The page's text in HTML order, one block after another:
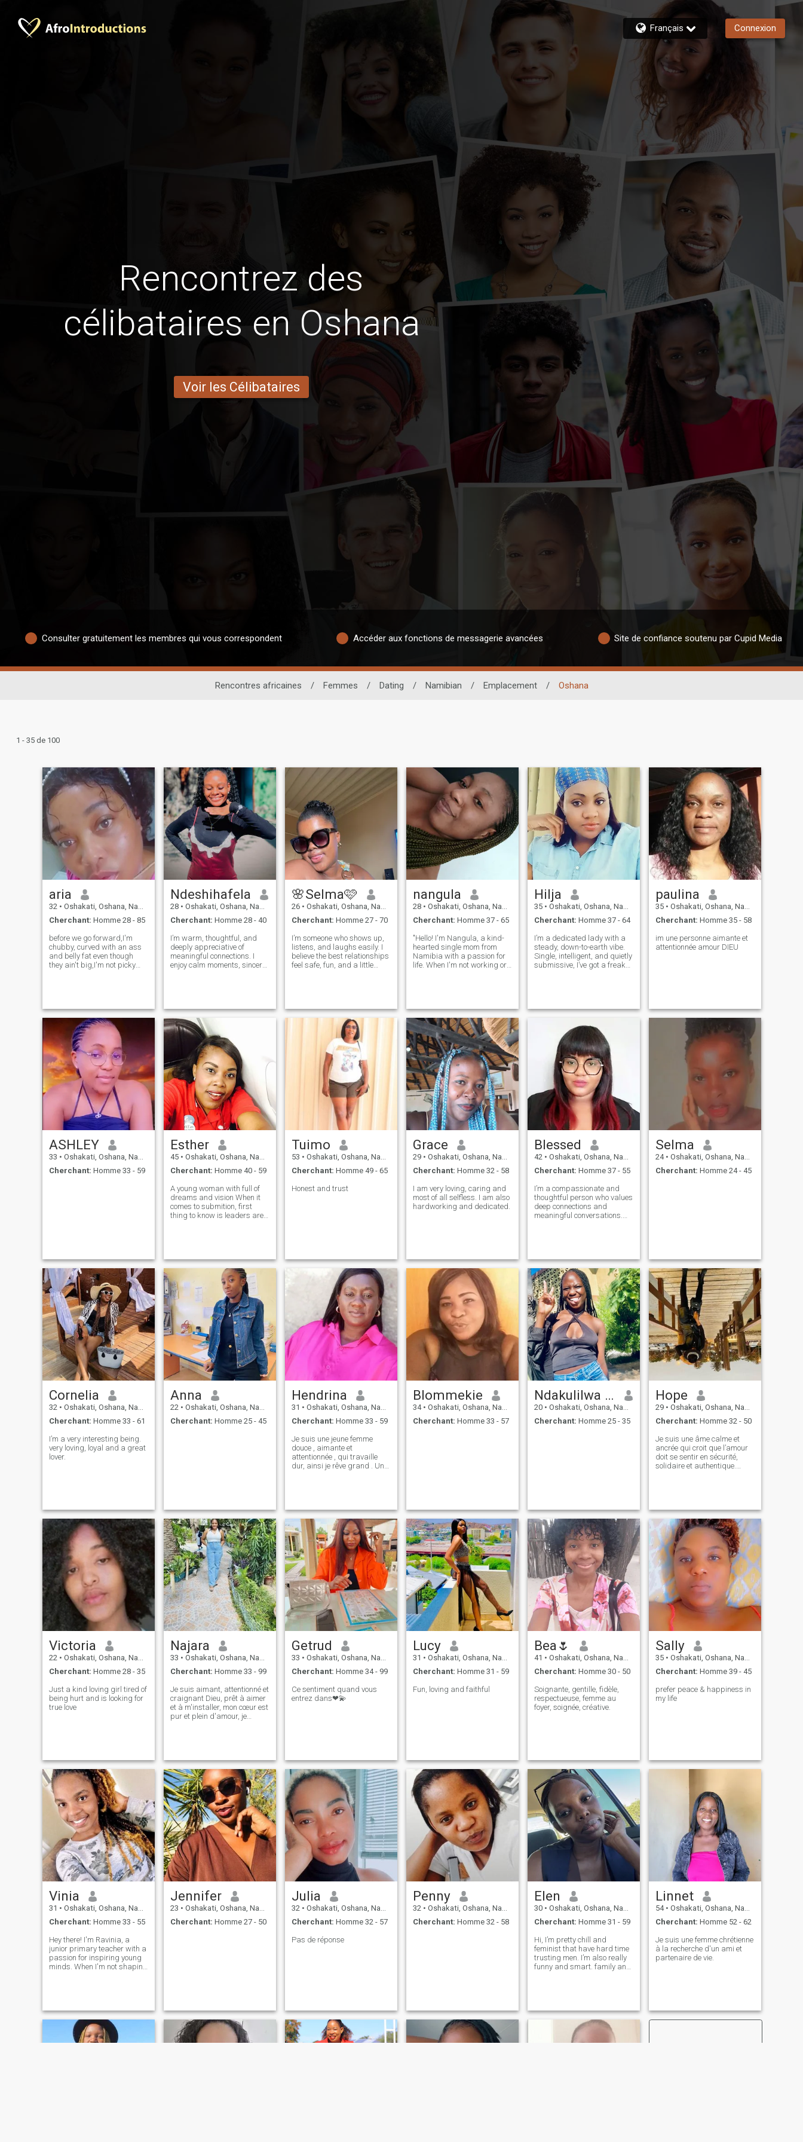
Français Connexion
Rencontrez des
célibataires en Oshana
Voir les Célibataires
Consulter gratuitement les membres qui vous correspondent Accéder aux fonctions de messagerie avancées Site de confiance soutenu par Cupid Media
Rencontres africaines / Femmes / Dating / Namibian / Emplacement / Oshana
1 - 35 de 100
aria
32 • Oshakati, Oshana, Namibie
Cherchant: Homme 28 - 85
before we go forward,I'm
chubby, curved with an ass
and belly fat even though
they ain't big,I'm not picky
don't see your self do
something
Ndeshihafela
28 • Oshakati, Oshana, Namibie
Cherchant: Homme 28 - 40
I’m warm, thoughtful, and
deeply appreciative of
meaningful connections. I
enjoy calm moments, sincere
reassuring—not rushed or
confusing.
🌸Selma🩷
26 • Oshakati, Oshana, Namibie
Cherchant: Homme 27 - 70
I’m someone who shows up,
listens, and laughs easily. I
believe the best relationships
feel safe, fun, and a little
Open to meaningful
connection with someone ge
nangula
28 • Oshakati, Oshana, Namibie
Cherchant: Homme 37 - 65
"Hello! I'm Nangula, a kind-
hearted single mom from
Namibia with a passion for
life. When I'm not working or
respect, and adventure
Hilja
35 • Oshakati, Oshana, Namibie
Cherchant: Homme 37 - 64
I’m a dedicated lady with a
steady, down-to-earth vibe.
Single, intelligent, and quietly
submissive, I’ve got a freaky
that feel effortless. If you
paulina
35 • Oshakati, Oshana, Namibie
Cherchant: Homme 35 - 58
im une personne aimante et
attentionnée amour DIEU
ASHLEY
33 • Oshakati, Oshana, Namibie
Cherchant: Homme 33 - 59
Esther
45 • Oshakati, Oshana, Namibie
Cherchant: Homme 40 - 59
A young woman with full of
dreams and vision When it
comes to submition, first
thing to know is leaders are
Tuimo
53 • Oshakati, Oshana, Namibie
Cherchant: Homme 49 - 65
Honest and trust
Grace
29 • Oshakati, Oshana, Namibie
Cherchant: Homme 32 - 58
I am very loving, caring and
most of all selfless. I am also
hardworking and dedicated.
Blessed
42 • Oshakati, Oshana, Namibie
Cherchant: Homme 37 - 55
I’m a compassionate and
thoughtful person who values
deep connections and
meaningful conversations.
Selma
24 • Oshakati, Oshana, Namibie
Cherchant: Homme 24 - 45
Cornelia
32 • Oshakati, Oshana, Namibie
Cherchant: Homme 33 - 61
I’m a very interesting being.
very loving, loyal and a great
lover.
Anna
22 • Oshakati, Oshana, Namibie
Cherchant: Homme 25 - 45
Hendrina
31 • Oshakati, Oshana, Namibie
Cherchant: Homme 33 - 59
Je suis une jeune femme
douce , aimante et
attentionnée , qui travaille
dur, ainsi je rêve grand . Une
Blommekie
34 • Oshakati, Oshana, Namibie
Cherchant: Homme 33 - 57
Ndakulilwa Helao
20 • Oshakati, Oshana, Namibie
Cherchant: Homme 25 - 35
Hope
29 • Oshakati, Oshana, Namibie
Cherchant: Homme 32 - 50
Je suis une âme calme et
ancrée qui croit que l’amour
doit se sentir en sécurité,
solidaire et authentique.
les matins calmes café et les
discussions profondes tard
dans la nuit. Je ne suis pas
dans les jeux ou le drame, je
cherche juste quelqu'un qui
veut construire quelque chose
de réel ensemble. Si vous
avez un cœur gentil et un bon
sens de l’humour, nous nous
entendons probablement
très bien🫶🏻
Victoria
22 • Oshakati, Oshana, Namibie
Cherchant: Homme 28 - 35
Just a kind loving girl tired of
being hurt and is looking for
true love
Najara
33 • Oshakati, Oshana, Namibie
Cherchant: Homme 33 - 99
Je suis aimant, attentionné et
craignant Dieu, prêt à aimer
et à m'installer, mon cœur est
pur et plein d'amour, je
Getrud
33 • Oshakati, Oshana, Namibie
Cherchant: Homme 34 - 99
Ce sentiment quand vous
entrez dans❤💫
Lucy
31 • Oshakati, Oshana, Namibie
Cherchant: Homme 31 - 59
Fun, loving and faithful
Bea🌷
41 • Oshakati, Oshana, Namibie
Cherchant: Homme 30 - 50
Soignante, gentille, fidèle,
respectueuse, femme au
foyer, soignée, créative.
Sally
35 • Oshakati, Oshana, Namibie
Cherchant: Homme 39 - 45
prefer peace & happiness in
my life
Vinia
31 • Oshakati, Oshana, Namibie
Cherchant: Homme 33 - 55
Hey there! I'm Ravinia, a
junior primary teacher with a
passion for inspiring young
minds. When I'm not shaping
helping hand. I'm loo
Jennifer
23 • Oshakati, Oshana, Namibie
Cherchant: Homme 27 - 50
Julia
32 • Oshakati, Oshana, Namibie
Cherchant: Homme 32 - 57
Pas de réponse
Penny
32 • Oshakati, Oshana, Namibie
Cherchant: Homme 32 - 58
Elen
30 • Oshakati, Oshana, Namibie
Cherchant: Homme 31 - 59
Hi, I’m pretty chill and
feminist that have hard time
trusting men. I’m also really
funny and smart. family and
Linnet
54 • Oshakati, Oshana, Namibie
Cherchant: Homme 52 - 62
Je suis une femme chrétienne
à la recherche d'un ami et
partenaire de vie.